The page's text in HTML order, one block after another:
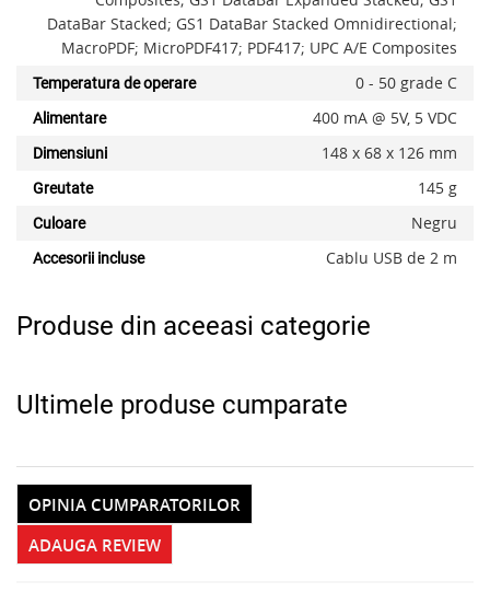
DataBar Stacked; GS1 DataBar Stacked Omnidirectional;
MacroPDF; MicroPDF417; PDF417; UPC A/E Composites
Temperatura de operare 0 - 50 grade C
Alimentare 400 mA @ 5V, 5 VDC
Dimensiuni 148 x 68 x 126 mm
Greutate 145 g
Culoare Negru
Accesorii incluse Cablu USB de 2 m
Produse din aceeasi categorie
Ultimele produse cumparate
ADAUGA REVIEW
OPINIA CUMPARATORILOR